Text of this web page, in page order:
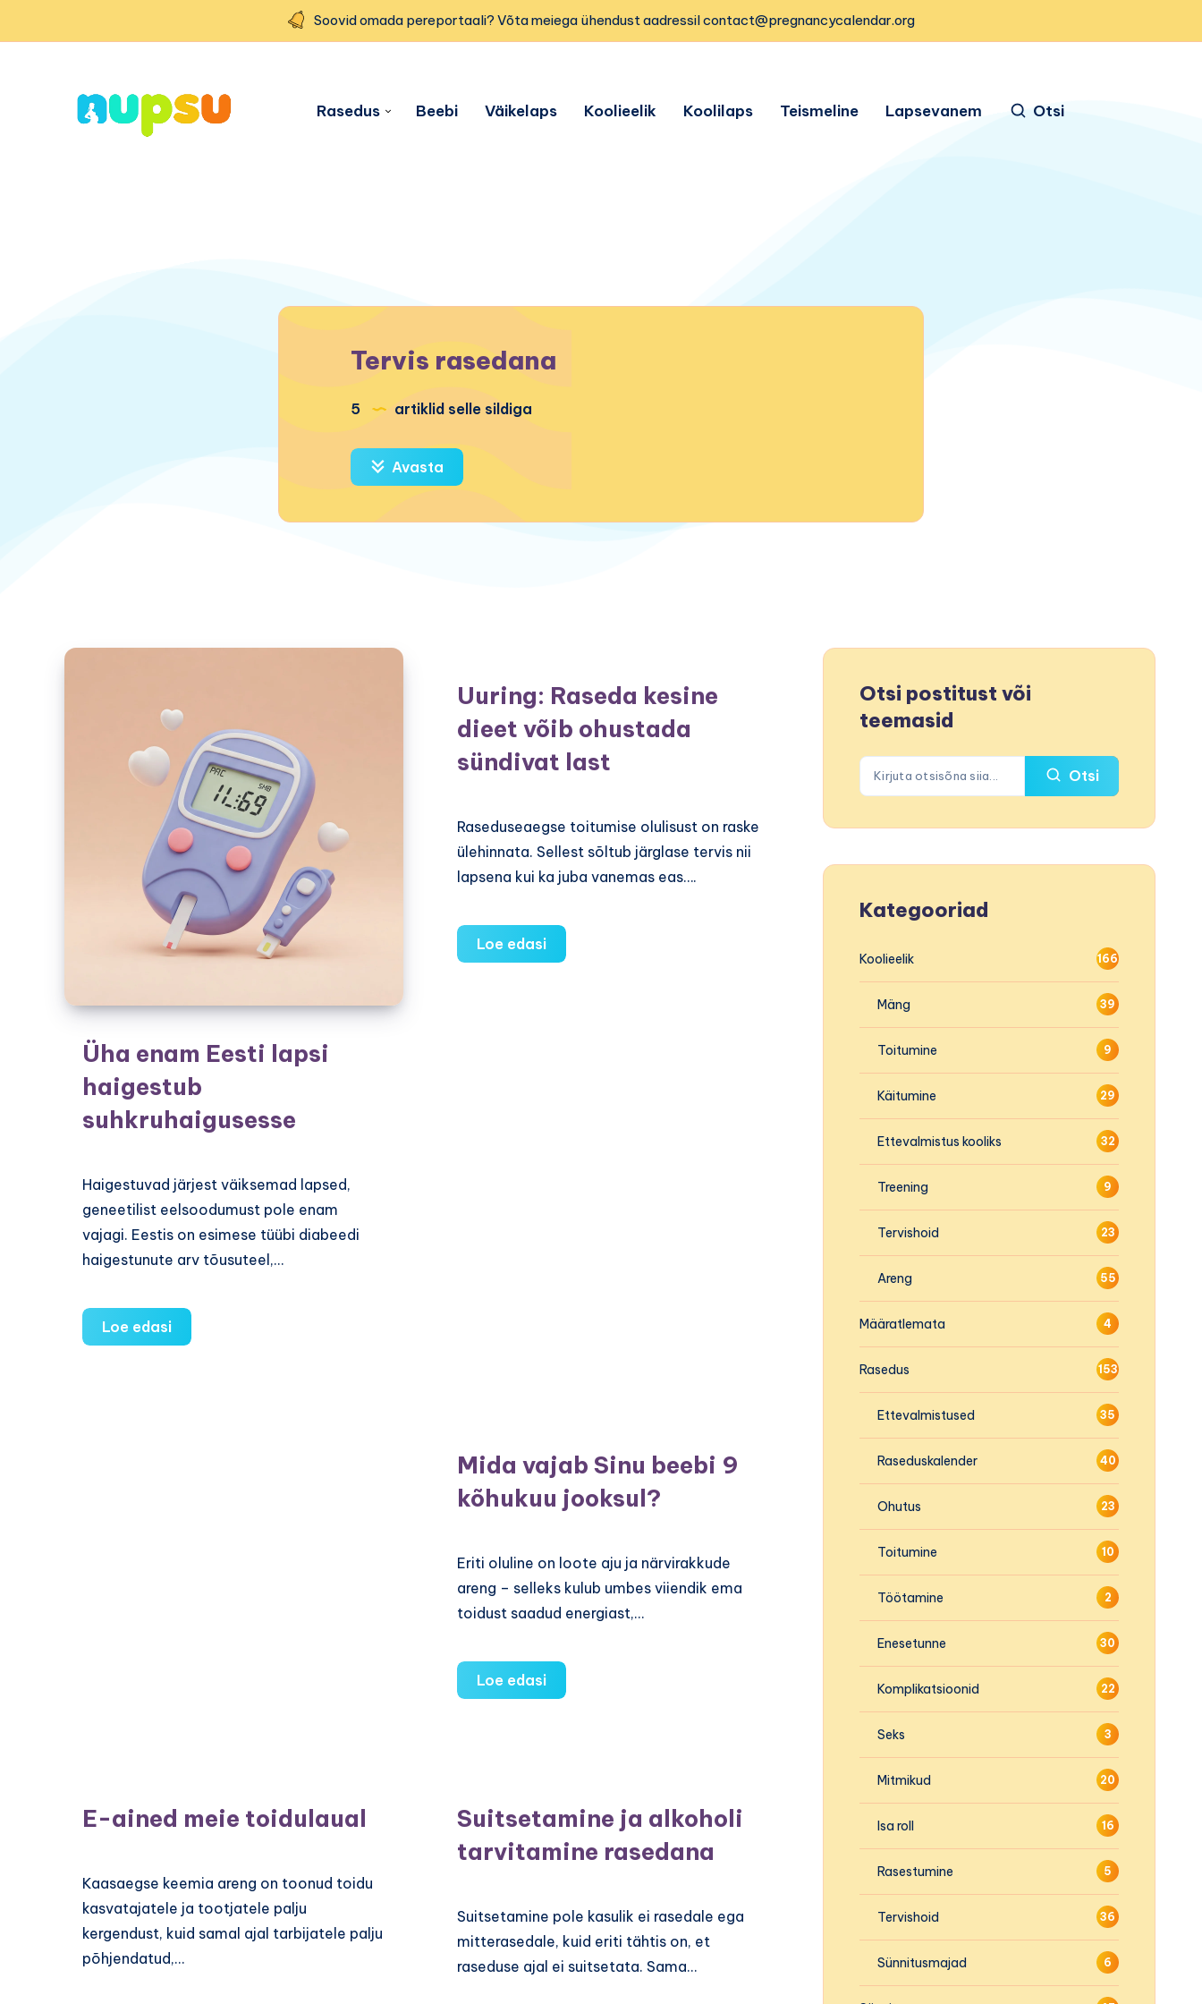
Soovid omada pereportaali? Võta meiega ühendust aadressil contact@pregnancycalendar.org
Rasedus Beebi Väikelaps Koolieelik Koolilaps Teismeline Lapsevanem Otsi
Tervis rasedana
5 artiklid selle sildiga
Avasta
Üha enam Eesti lapsi
haigestub
suhkruhaigusesse
Haigestuvad järjest väiksemad lapsed,
geneetilist eelsoodumust pole enam
vajagi. Eestis on esimese tüübi diabeedi
haigestunute arv tõusuteel,…
Loe edasiÜha
enam
Uuring: Raseda kesine
dieet võib ohustada
sündivat last
Raseduseaegse toitumise olulisust on raske
ülehinnata. Sellest sõltub järglase tervis nii
lapsena kui ka juba vanemas eas….
Loe edasiUuring:
Raseda
Mida vajab Sinu beebi 9
kõhukuu jooksul?
Eriti oluline on loote aju ja närvirakkude
areng – selleks kulub umbes viiendik ema
toidust saadud energiast,…
Loe edasiMida
vajab
jooksul?
E-ained meie toidulaual
Kaasaegse keemia areng on toonud toidu
kasvatajatele ja tootjatele palju
kergendust, kuid samal ajal tarbijatele palju
põhjendatud,…
Suitsetamine ja alkoholi
tarvitamine rasedana
Suitsetamine pole kasulik ei rasedale ega
mitterasedale, kuid eriti tähtis on, et
raseduse ajal ei suitsetata. Sama…
Otsi postitust või
teemasid
Otsi
Kategooriad
Koolieelik 166
Mäng 39
Toitumine 9
Käitumine 29
Ettevalmistus kooliks 32
Treening 9
Tervishoid 23
Areng 55
Määratlemata 4
Rasedus 153
Ettevalmistused 35
Raseduskalender 40
Ohutus 23
Toitumine 10
Töötamine 2
Enesetunne 30
Komplikatsioonid 22
Seks 3
Mitmikud 20
Isa roll 16
Rasestumine 5
Tervishoid 36
Sünnitusmajad 6